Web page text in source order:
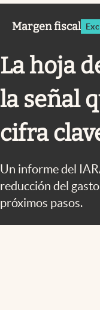
Infotechnology
Clase
Mundial 2026
Eventos Corporativos
El Cronista Studio
Mediakit
abre en nueva pestaña
Margen fiscal
La hoja
la señal
cifra
Un informe del
reducción del
próximos pasos.